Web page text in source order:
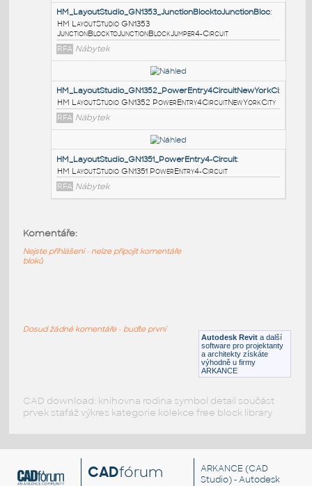
PODOBNÉ BLOKY
HM_ThrivePortfolio_Y7100_Surface-Attached Tool Rai
HM ThrivePortfolio Y7100 Surface-Attached Tool Rail
RFA Nábytek
HM LayoutStudio GN1353
JunctionBlocktoJunctionBlockJumper4-Circuit
RFA Nábytek
HM LayoutStudio GN1352
HM LayoutStudio GN1351 PowerEntry4-Circuit
Autodesk Revit a další
software pro projektanty
a architekty získáte
výhodně u firmy
ARKANCE
Komentáře:
Nejste přihlášeni - nelze připojit komentáře
bloků
Dosud žádné komentáře - buďte první
CAD download: knihovna rodina symbol detail součást
prvek stafáž výkres kategorie kolekce free block library
CADfórum ARKANCE (CAD
Studio) - Autodesk